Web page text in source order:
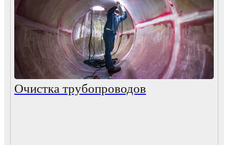
Очистка трубопроводов